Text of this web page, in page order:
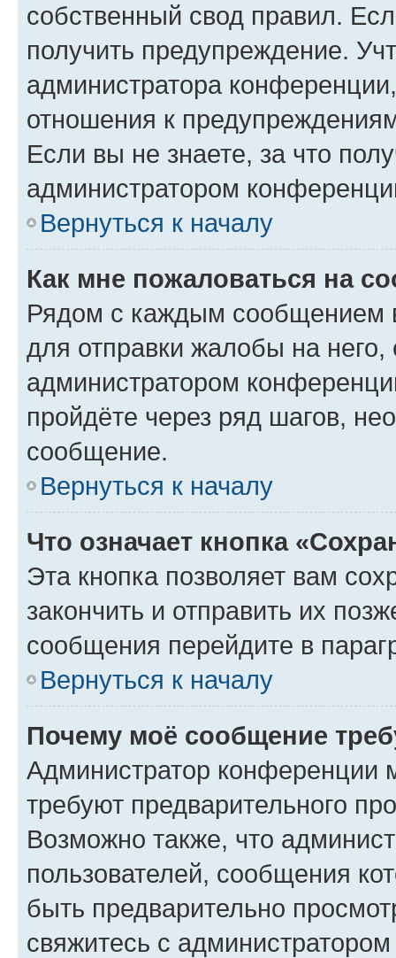
собственный свод правил.
получить предупреждение.
администратора
отношения к
Если вы не знаете, за что
администратором
Вернуться к началу
Как мне пожаловаться на
Рядом с каждым сообщением
для отправки жалобы на
администратором
пройдёте через ряд шагов,
сообщение.
Вернуться к началу
Что означает кнопка
Эта кнопка позволяет вам
закончить и отправить их
сообщения перейдите в
Вернуться к началу
Почему моё сообщение
Администратор конференции
требуют предварительного
Возможно также, что
пользователей, сообщения
быть предварительно
свяжитесь с